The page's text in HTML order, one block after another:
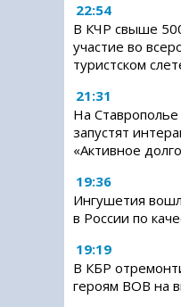
22:54
В КЧР свыше
участие во
туристском
21:31
На
запустят
«Активное
19:36
Ингушетия
в России по
19:19
В КБР
героям ВОВ на